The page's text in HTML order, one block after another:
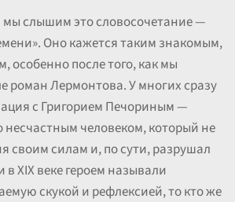
мы слышим это словосочетание —
Оно кажется таким знакомым,
особенно после того, как мы
роман Лермонтова. У многих сразу
с Григорием Печориным —
несчастным человеком, который не
своим силам и, по сути, разрушал
в XIX веке героем называли
скукой и рефлексией, то кто же